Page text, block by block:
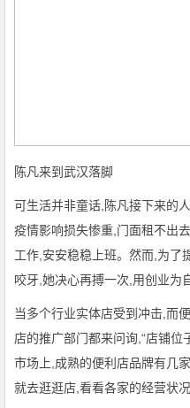
陈凡来到武汉落脚
可生活并非童话,陈凡接下来的
疫情影响损失惨重,门面租不出
工作,安安稳稳上班。然而,为了
咬牙,她决心再搏一次,用创业为
当多个行业实体店受到冲击,而
店的推广部门都来问询,“店铺位
市场上,成熟的便利店品牌有几
就去逛逛店,看看各家的经营状况